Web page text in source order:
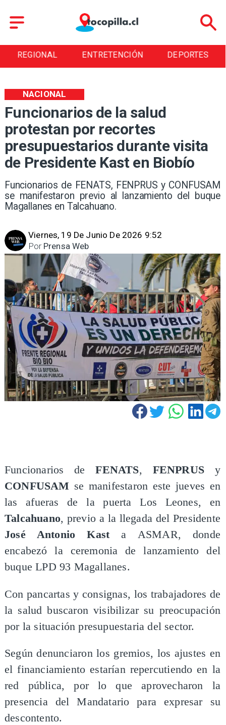
REGIONAL ENTRETENCIÓN DEPORTES
Funcionarios de la salud
protestan por recortes
presupuestarios durante visita
de Presidente Kast en Biobío
Funcionarios de FENATS, FENPRUS y CONFUSAM
se manifestaron previo al lanzamiento del buque
Magallanes en Talcahuano.
NACIONAL
Viernes, 19 De Junio De 2026 9:52
Prensa Web
Por
Funcionarios deFENATS, FENPRUS y
CONFUSAM se manifestaron este jueves en
las afueras de la puerta Los Leones, en
Talcahuano, previo a la llegada del Presidente
José Antonio Kasta ASMAR, donde
encabezó la ceremonia de lanzamiento del
buque LPD 93 Magallanes.
Con pancartas y consignas, los trabajadores de
la salud buscaron visibilizar su preocupación
por la situación presupuestaria del sector.
Según denunciaron los gremios, los ajustes en
el financiamiento estarían repercutiendo en la
red pública, por lo que aprovecharon la
presencia del Mandatario para expresar su
descontento.